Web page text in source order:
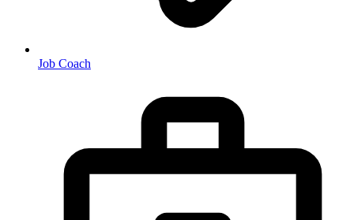
Job Coach